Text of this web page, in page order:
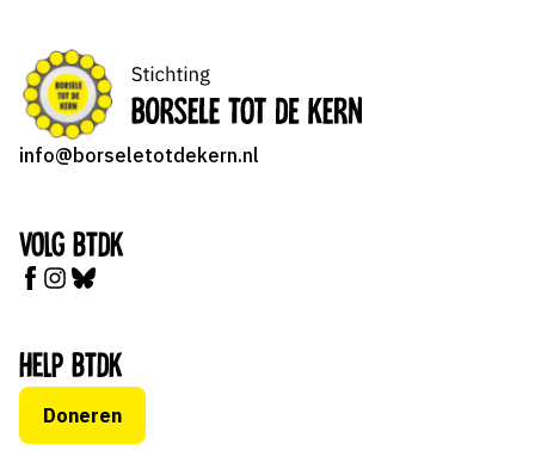
info@borseletotdekern.nl
Volg BTDK
Help BTDK
Doneren